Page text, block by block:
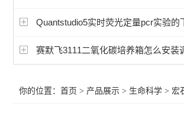
BioRad伯乐PTC Tempo梯度pcr
赛默飞311二氧化碳CO2培养箱
Quantstudio5实时荧光定量pcr实验的下
赛默飞3111二氧化碳培养箱怎么安装
你的位置：首页 > 产品展示 > 生命科学 >宏石